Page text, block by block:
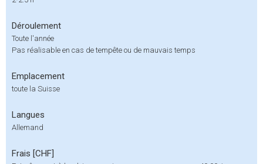
Déroulement
Toute l'année
Pas réalisable en cas de tempête ou de mauvais temps
Emplacement
toute la Suisse
Langues
Allemand
Frais [CHF]